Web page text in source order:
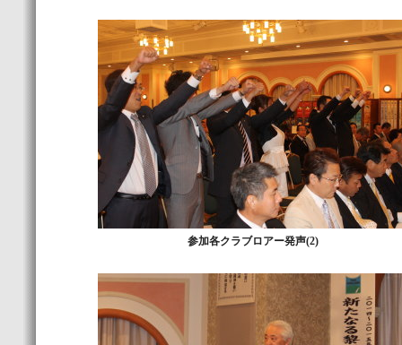
参加各クラブロアー発声(2)